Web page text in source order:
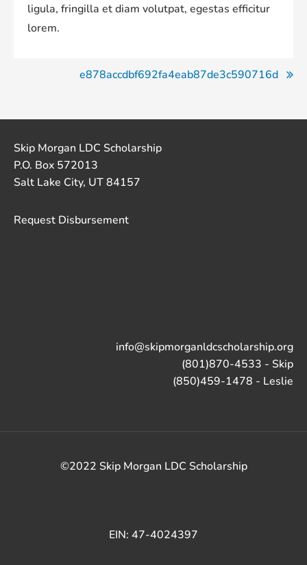
ligula, fringilla et diam volutpat, egestas efficitur
lorem.
e878accdbf692fa4eab87de3c590716d
Skip Morgan LDC Scholarship
P.O. Box 572013
Salt Lake City, UT 84157
Request Disbursement
info@skipmorganldcscholarship.org
(801)870-4533 - Skip
(850)459-1478 - Leslie
©2022 Skip Morgan LDC Scholarship
EIN: 47-4024397